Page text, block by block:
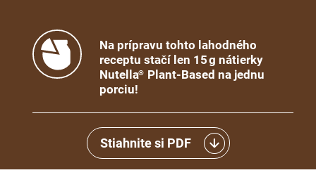
Na prípravu tohto lahodného
receptu stačí len 15 g nátierky
Nutella® Plant-Based na jednu
porciu!
Stiahnite si PDF